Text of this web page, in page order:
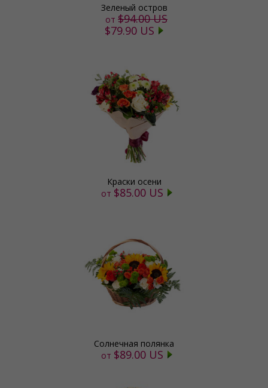
Зеленый остров
от $94.00 US
$79.90 US
Краски осени
от $85.00 US
Солнечная полянка
от $89.00 US